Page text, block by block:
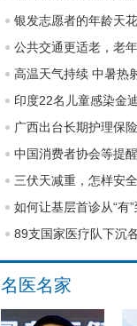
银发志愿者的年龄天
公共交通更适老，老
印度22名儿童感染金
广西出台长期护理保
中国消费者协会等提
三伏天减重，怎样安
如何让基层首诊从“有”
名医名家